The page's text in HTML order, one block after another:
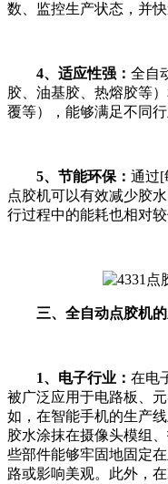
数、监控生产状态，并快
4、适应性强： 全自
胶、油基胶、热熔胶等
覆等），能够满足不同
5、节能环保： 通过[
点胶机可以有效减少胶
行过程中的能耗也相对
三、全自动点胶机
1、电子行业： 在电
被广泛应用于电路板、
如，在智能手机的生产
胶水涂抹在摄像头模组
些部件能够牢固地固定
路或影响美观。此外，